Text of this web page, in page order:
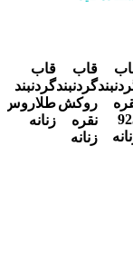
قاب
گردنبند
روکش
نقره
زنانه
قاب
گردنبند
طلاروس
زنانه